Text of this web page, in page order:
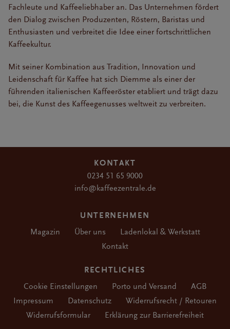
Fachleute und Kaffeeliebhaber an. Das Unternehmen fördert
den Dialog zwischen Produzenten, Röstern, Baristas und
Enthusiasten und verbreitet die Idee einer fortschrittlichen
Kaffeekultur.
Mit seiner Kombination aus Tradition, Innovation und
Leidenschaft für Kaffee hat sich Diemme als einer der
führenden italienischen Kaffeeröster etabliert und trägt dazu
bei, die Kunst des Kaffeegenusses weltweit zu verbreiten.
KONTAKT
0234 51 65 9000
info@kaffeezentrale.de
UNTERNEHMEN
Magazin
Über uns
Ladenlokal & Werkstatt
Kontakt
RECHTLICHES
Cookie Einstellungen
Porto und Versand
AGB
Impressum
Datenschutz
Widerrufsrecht / Retouren
Widerrufsformular
Erklärung zur Barrierefreiheit